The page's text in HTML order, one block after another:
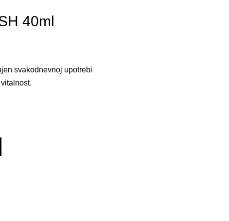
40ml
svakodnevnoj upotrebi